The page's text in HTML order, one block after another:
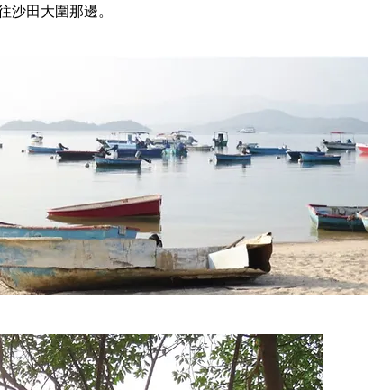
田大圍那邊。